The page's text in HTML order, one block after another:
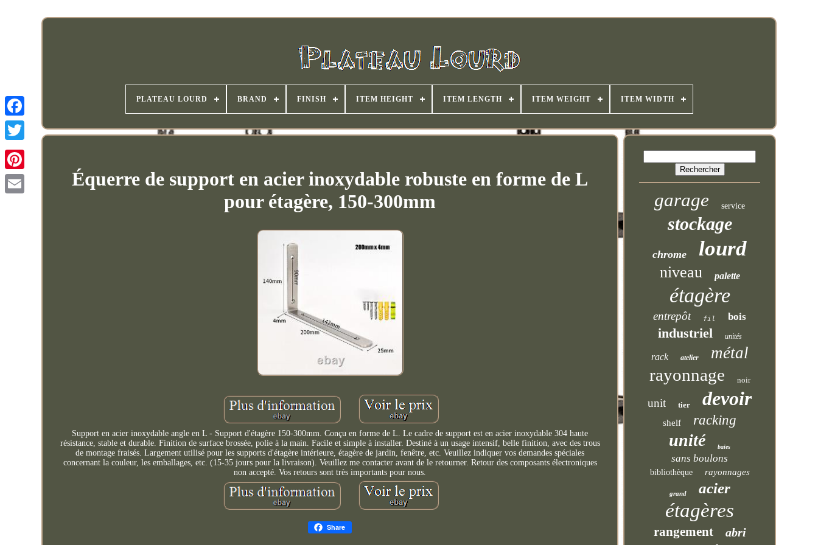
PLATEAU LOURD BRAND FINISH ITEM HEIGHT ITEM LENGTH ITEM WEIGHT ITEM WIDTH
Équerre de support en acier inoxydable robuste en forme de L
pour étagère, 150-300mm
Support en acier inoxydable angle en L - Support d'étagère 150-300mm. Conçu en forme de L. Le cadre de support est en acier inoxydable 304 haute
résistance, stable et durable. Finition de surface brossée, polie à la main. Facile et simple à installer. Destiné à un usage intensif, belle finition, avec des trous
de montage fraisés. Largement utilisé pour les supports d'étagère intérieure, étagère de jardin, fenêtre, etc. Veuillez indiquer vos demandes spéciales
concernant la couleur, les emballages, etc. (15-35 jours pour la livraison). Veuillez me contacter avant de le retourner. Retour des composants électroniques
non accepté. Vos retours sont très importants pour nous.
Share
garage service
stockage
chrome lourd
niveau palette
étagère
entrepôt fil bois
industriel unités
rack atelier métal
rayonnage noir
unit tier devoir
shelf racking
unité baies
sans boulons
bibliothèque rayonnages
grand acier
étagères
rangement abri